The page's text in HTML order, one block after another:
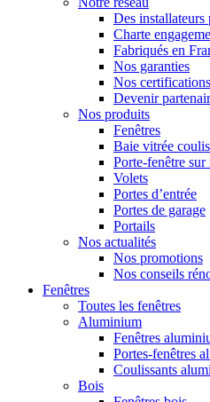
Des installateurs
Charte
Fabriqués en
Nos garanties
Nos certifications
Devenir
Nos produits
Fenêtres
Baie vitrée
Porte-fenêtre sur
Volets
Portes d’entrée
Portes de garage
Portails
Nos actualités
Nos promotions
Nos conseils
Fenêtres
Toutes les fenêtres
Aluminium
Fenêtres
Portes-fenêtres
Coulissants
Bois